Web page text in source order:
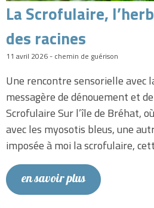
La Scrofulaire,
des racines
11 avril 2026 - chemin de guérison
Une rencontre sensorielle avec
messagère de dénouement et
Scrofulaire Sur l’île de Bréhat,
avec les myosotis bleus, une
imposée à moi la scrofulaire,
en savoir plus